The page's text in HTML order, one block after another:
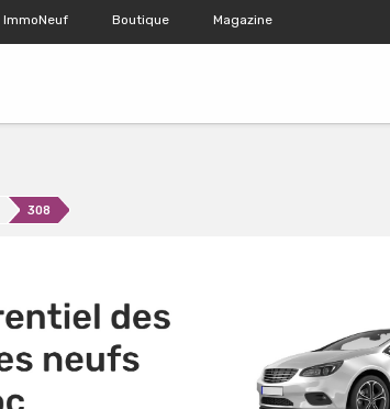
ImmoNeuf Boutique Magazine
308